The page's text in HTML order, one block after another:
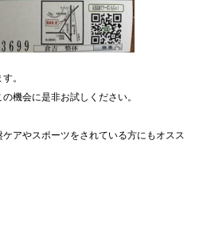
。
機会に是非お試しください。
アやスポーツをされている方にもオスス